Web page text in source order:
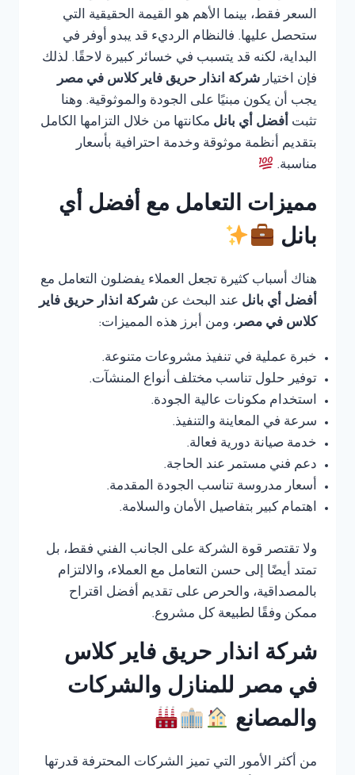
السعر فقط، بينما الأهم هو القيمة الحقيقية التي
ستحصل عليها. فالنظام الرديء قد يبدو أوفر في
البداية، لكنه قد يتسبب في خسائر كبيرة لاحقًا. لذلك
فإن اختيار شركة انذار حريق فاير كلاس في مصر
يجب أن يكون مبنيًا على الجودة والموثوقية. وهنا
تثبت أفضل أي بانل مكانتها من خلال التزامها الكامل
بتقديم أنظمة موثوقة وخدمة احترافية بأسعار
مناسبة.
مميزات التعامل مع أفضل أي
بانل
هناك أسباب كثيرة تجعل العملاء يفضلون التعامل مع
أفضل أي بانل عند البحث عن شركة انذار حريق فاير
كلاس في مصر، ومن أبرز هذه المميزات:
خبرة عملية في تنفيذ مشروعات متنوعة.
توفير حلول تناسب مختلف أنواع المنشآت.
استخدام مكونات عالية الجودة.
سرعة في المعاينة والتنفيذ.
خدمة صيانة دورية فعالة.
دعم فني مستمر عند الحاجة.
أسعار مدروسة تناسب الجودة المقدمة.
اهتمام كبير بتفاصيل الأمان والسلامة.
ولا تقتصر قوة الشركة على الجانب الفني فقط، بل
تمتد أيضًا إلى حسن التعامل مع العملاء، والالتزام
بالمصداقية، والحرص على تقديم أفضل اقتراح
ممكن وفقًا لطبيعة كل مشروع.
شركة انذار حريق فاير كلاس
في مصر للمنازل والشركات
والمصانع
من أكثر الأمور التي تميز الشركات المحترفة قدرتها